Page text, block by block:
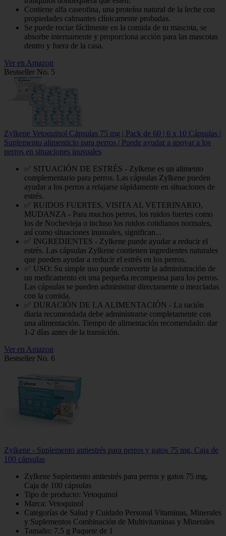
Contiene alfa caseofina, una proteína natural de la leche con
propiedades calmantes clínicamente probadas.
Se puede rociar fácilmente en la comida de tu mascota, se
absorbe internamente y proporciona acción para las mascotas
dentro y fuera de la casa.
Ver en Amazon
Bestseller No. 5
Zylkene Vetoquinol Cápsulas 75 mg | Pack de 60 | 6 x 10 Cápsulas |
Suplemento alimenticio para perros | Puede ayudar a apoyar a los
perros en situaciones inusuales
✅ SITUACIÓN DE ESTRÉS - Zylkene es un alimento
complementario para perros. Las cápsulas Zylkene pueden
ayudar a los perros a relajarse rápidamente en situaciones de
estrés.
✅ RUIDOS FUERTES, VISITA AL VETERINARIO,
MUDANZA - Para muchos perros, los ruidos fuertes como
los de Nochevieja o incluso los ruidos cotidianos normales,
así como situaciones inusuales, significan...
✅ INGREDIENTES - Zylkene puede ayudar a reducir el
estrés. Las cápsulas Zylkene contienen ingredientes naturales
que pueden ayudar a reducir el estrés en los perros.
✅ USO: Su simple uso puede convertir la administración de
un medicamento en una pequeña recompensa para los perros.
Las cápsulas se pueden administrar directamente o mezcladas
con la comida.
✅ DURACIÓN DE LA ALIMENTACIÓN - La ración
diaria recomendada debe administrarse completamente con
una alimentación. Tiempo de alimentación recomendado: dar
1-2 días antes de la transición.
Ver en Amazon
Bestseller No. 6
Zylkene - Suplemento antiestrés para perros y gatos 75 mg, Caja de
100 cápsulas
Zylkene Suplemento antiestrés para perros y gatos 75 mg,
Caja de 100 cápsulas
Tipo de producto: Vetoquinol
Marca: Vetoquinol
Categorías de Salud y Cuidado Personal Vitaminas, Minerales
y Suplementos Combinación de Multivitaminas y Minerales
Tamaño: 7,5 g Paquete de 1